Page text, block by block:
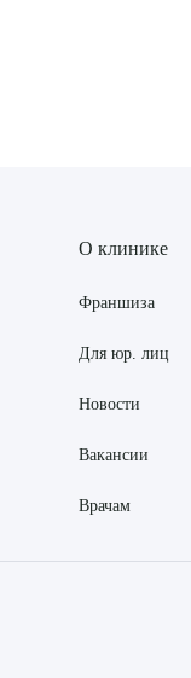
О клинике
Франшиза
Для юр. лиц
Новости
Вакансии
Врачам